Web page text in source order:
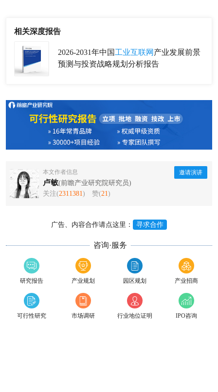
相关深度报告
2026-2031年中国 工业互联网 产业发展前景
预测与投资战略规划分析报告
本文作者信息
卢敏(前瞻产业研究院研究员)
关注(2311381) 赞(21)
邀请演讲
广告、内容合作请点这里： 寻求合作
咨询·服务
研究报告 产业规划 园区规划 产业招商
可行性研究 市场调研 行业地位证明 IPO咨询